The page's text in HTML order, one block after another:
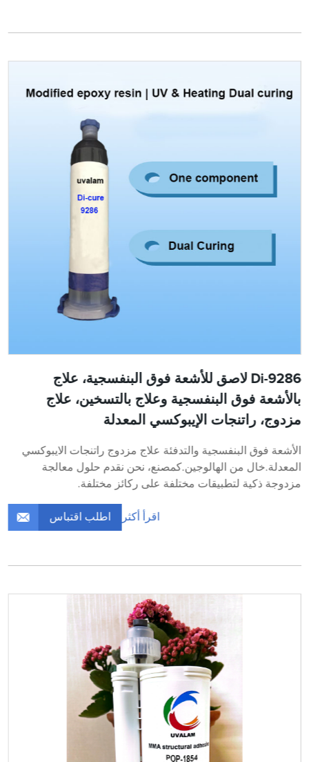
Di-9286 لاصق للأشعة فوق البنفسجية، علاج
بالأشعة فوق البنفسجية وعلاج بالتسخين، علاج
مزدوج، راتنجات الإيبوكسي المعدلة
الأشعة فوق البنفسجية والتدفئة علاج مزدوج راتنجات الايبوكسي
المعدلة.خال من الهالوجين.كمصنع، نحن نقدم حلول معالجة
مزدوجة ذكية لتطبيقات مختلفة على ركائز مختلفة.
اقرأ أكثر اطلب اقتباس